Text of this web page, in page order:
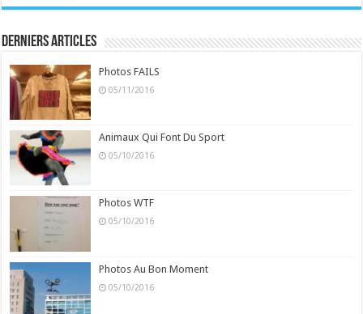
Derniers Articles
Photos FAILS
05/11/2016
Animaux Qui Font Du Sport
05/10/2016
Photos WTF
05/10/2016
Photos Au Bon Moment
05/10/2016